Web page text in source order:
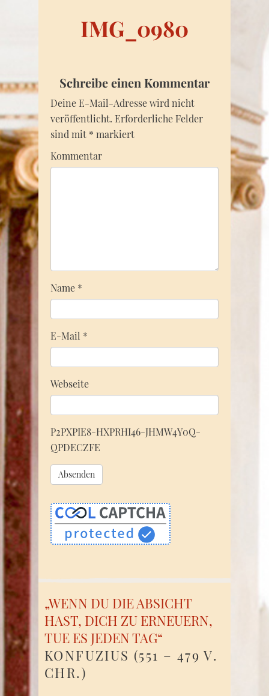
IMG_0980
Schreibe einen Kommentar
Deine E-Mail-Adresse wird nicht
veröffentlicht. Erforderliche Felder
sind mit * markiert
Kommentar
Name *
E-Mail *
Webseite
P2PXPIE8-HXPRHI46-JHMW4Y0Q-
QPDECZFE
„WENN DU DIE ABSICHT
HAST, DICH ZU ERNEUERN,
TUE ES JEDEN TAG“
KONFUZIUS (551 – 479 V.
CHR.)